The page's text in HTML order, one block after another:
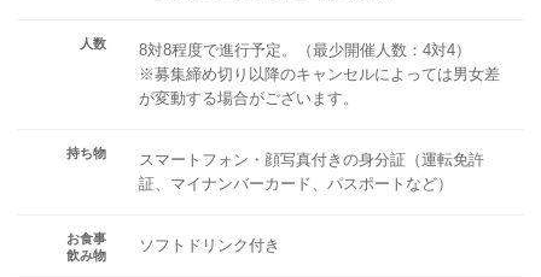
人数
8対8程度で進行予定。（最少開催人数：4対4）
※募集締め切り以降のキャンセルによっては男女差
が変動する場合がございます。
持ち物
スマートフォン・顔写真付きの身分証（運転免許
証、マイナンバーカード、パスポートなど）
お食事
飲み物
ソフトドリンク付き